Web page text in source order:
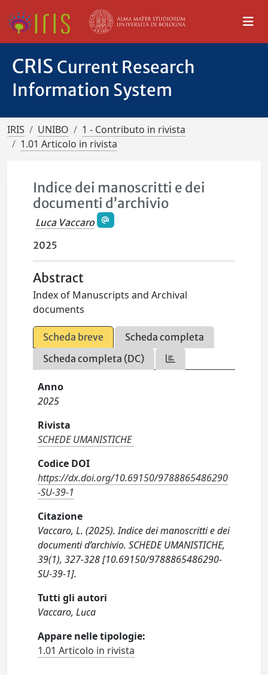
CRIS Current Research
Information System
IRIS UNIBO
1 - Contributo in rivista
1.01 Articolo in rivista
Indice dei manoscritti e dei
documenti d’archivio
Luca Vaccaro
2025
Abstract
Index of Manuscripts and Archival
documents
Scheda breve
Scheda completa
Scheda completa (DC)
Anno
2025
Rivista
SCHEDE UMANISTICHE
Codice DOI
https://dx.doi.org/10.69150/9788865486290
-SU-39-1
Citazione
Vaccaro, L. (2025). Indice dei manoscritti e dei
documenti d’archivio. SCHEDE UMANISTICHE,
39(1), 327-328 [10.69150/9788865486290-
SU-39-1].
Tutti gli autori
Vaccaro, Luca
Appare nelle tipologie:
1.01 Articolo in rivista